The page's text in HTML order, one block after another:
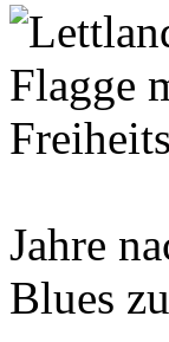
Jahre
Blues